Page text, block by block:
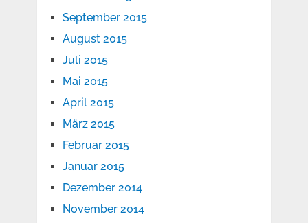
September 2015
August 2015
Juli 2015
Mai 2015
April 2015
März 2015
Februar 2015
Januar 2015
Dezember 2014
November 2014